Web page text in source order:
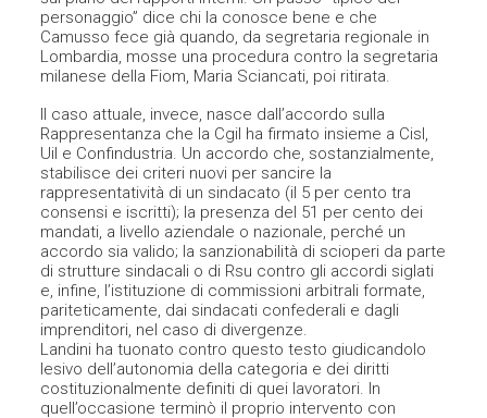
personaggio” dice chi la conosce bene e che
Camusso fece già quando, da segretaria regionale in
Lombardia, mosse una procedura contro la segretaria
milanese della Fiom, Maria Sciancati, poi ritirata.
Il caso attuale, invece, nasce dall’accordo sulla
Rappresentanza che la Cgil ha firmato insieme a Cisl,
Uil e Confindustria. Un accordo che, sostanzialmente,
stabilisce dei criteri nuovi per sancire la
rappresentatività di un sindacato (il 5 per cento tra
consensi e iscritti); la presenza del 51 per cento dei
mandati, a livello aziendale o nazionale, perché un
accordo sia valido; la sanzionabilità di scioperi da parte
di strutture sindacali o di Rsu contro gli accordi siglati
e, infine, l’istituzione di commissioni arbitrali formate,
pariteticamente, dai sindacati confederali e dagli
imprenditori, nel caso di divergenze.
Landini ha tuonato contro questo testo giudicandolo
lesivo dell’autonomia della categoria e dei diritti
costituzionalmente definiti di quei lavoratori. In
quell’occasione terminò il proprio intervento con